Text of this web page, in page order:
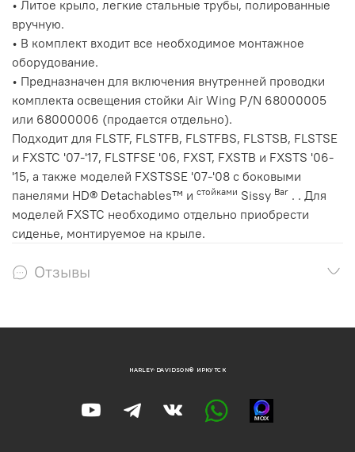
• Литое крыло, легкие стальные трубы, полированные
вручную.
• В комплект входит все необходимое монтажное
оборудование.
• Предназначен для включения внутренней проводки
комплекта освещения стойки Air Wing P/N 68000005
или 68000006 (продается отдельно).
Подходит для FLSTF, FLSTFB, FLSTFBS, FLSTSB, FLSTSE
и FXSTC '07-'17, FLSTFSE '06, FXST, FXSTB и FXSTS '06-
'15, а также моделей FXSTSSE '07-'08 с боковыми
панелями HD® Detachables™ и стойками Sissy Bar . . Для
моделей FXSTC необходимо отдельно приобрести
сиденье, монтируемое на крыле.
Отзывы
HARLEY-DAVIDSON® ИРКУТСК